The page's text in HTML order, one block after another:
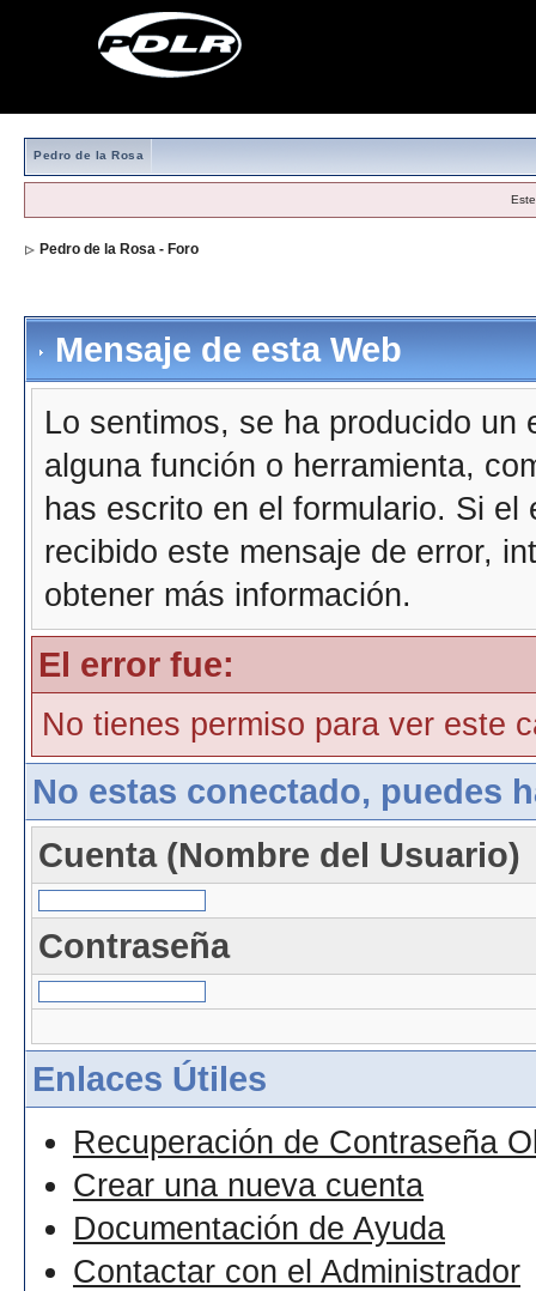
Pedro de la Rosa
Pedro de la Rosa - Foro
Mensaje de esta Web
Lo sentimos, se ha producido
alguna función o herramienta,
has escrito en el formulario. Si
recibido este mensaje de error,
obtener más información.
El error fue:
No tienes permiso para ver este
No estas conectado, puedes
Cuenta (Nombre del Usuario)
Contraseña
Enlaces Útiles
Recuperación de Contraseña
Crear una nueva cuenta
Documentación de Ayuda
Contactar con el Administrador